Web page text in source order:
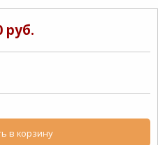
руб.
в корзину